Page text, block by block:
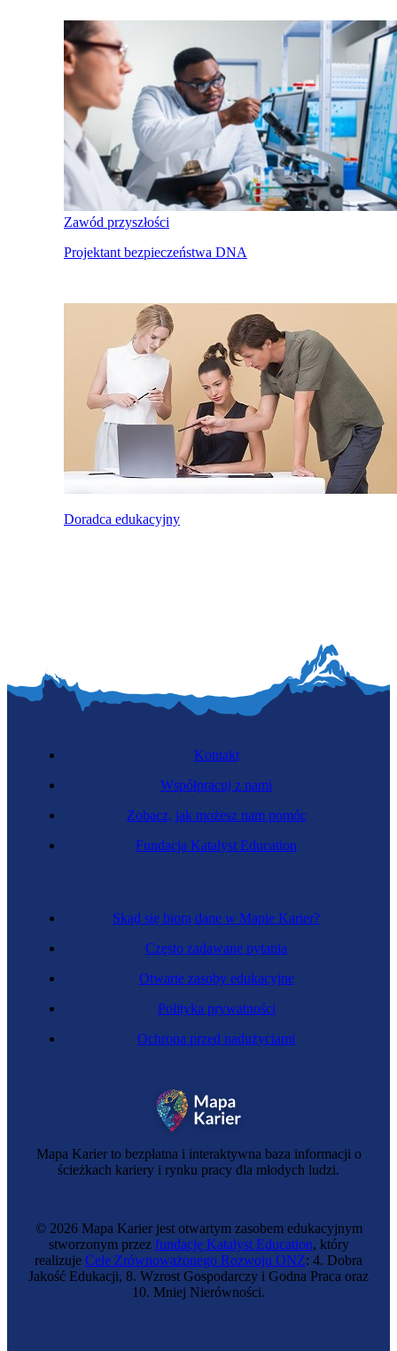
Zawód przyszłości
Projektant bezpieczeństwa DNA
Doradca edukacyjny
Mapa Karier to bezpłatna i interaktywna baza informacji o
ścieżkach kariery i rynku pracy dla młodych ludzi.
Skąd się biorą dane w Mapie Karier?
Często zadawane pytania
Otwarte zasoby edukacyjne
Polityka prywatności
Ochrona przed nadużyciami
Kontakt
Współpracuj z nami
Zobacz, jak możesz nam pomóc
Fundacja Katalyst Education
© 2026 Mapa Karier jest otwartym zasobem edukacyjnym
stworzonym przez fundację Katalyst Education, który
realizuje Cele Zrównoważonego Rozwoju ONZ: 4. Dobra
Jakość Edukacji, 8. Wzrost Gospodarczy i Godna Praca oraz
10. Mniej Nierówności.